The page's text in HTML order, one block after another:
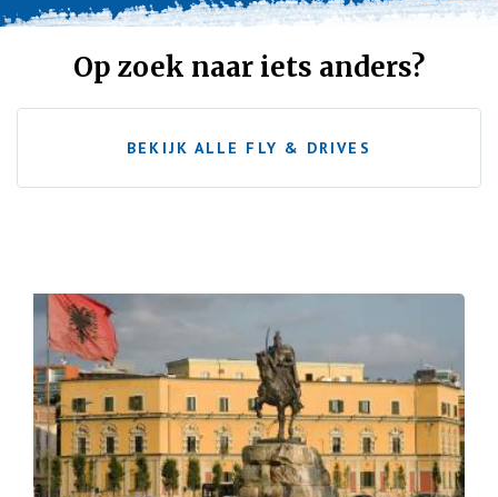
Op zoek naar iets anders?
BEKIJK ALLE FLY & DRIVES